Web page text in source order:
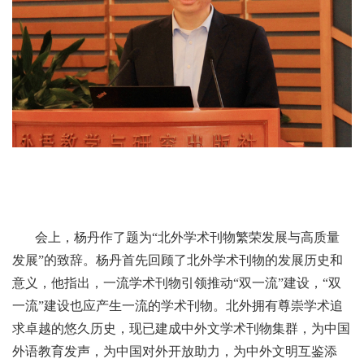
会上，杨丹作了题为“北外学术刊物繁荣发展与高质量
发展”的致辞。杨丹首先回顾了北外学术刊物的发展历史和
意义，他指出，一流学术刊物引领推动“双一流”建设，“双
一流”建设也应产生一流的学术刊物。北外拥有尊崇学术追
求卓越的悠久历史，现已建成中外文学术刊物集群，为中国
外语教育发声，为中国对外开放助力，为中外文明互鉴添